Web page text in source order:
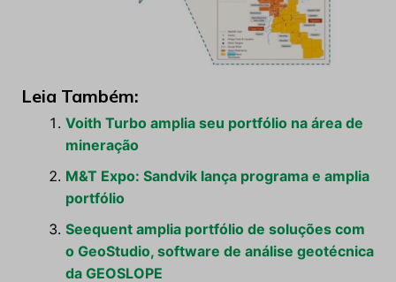
Leia Também:
Voith Turbo amplia seu portfólio na área de
mineração
M&T Expo: Sandvik lança programa e amplia
portfólio
Seequent amplia portfólio de soluções com
o GeoStudio, software de análise geotécnica
da GEOSLOPE